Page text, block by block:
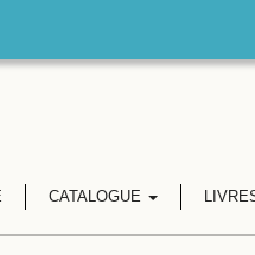
CATALOGUE